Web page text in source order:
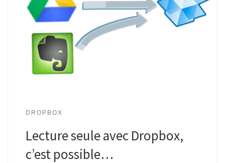
DROPBOX
Lecture seule avec Dropbox,
c’est possible…